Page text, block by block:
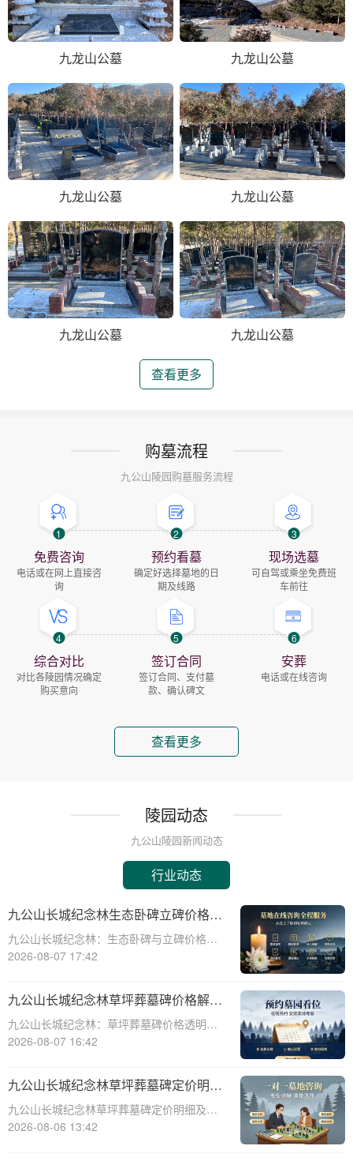
九龙山公墓 九龙山公墓
九龙山公墓 九龙山公墓
九龙山公墓 九龙山公墓
查看更多
购墓流程
九公山陵园购墓服务流程
1
免费咨询
电话或在网上直接咨
询
2
预约看墓
确定好选择墓地的日
期及线路
3
现场选墓
可自驾或乘坐免费班
车前往
4
综合对比
对比各陵园情况确定
购买意向
5
签订合同
签订合同、支付墓
款、确认碑文
6
安葬
电话或在线咨询
查看更多
陵园动态
九公山陵园新闻动态
行业动态
九公山长城纪念林生态卧碑立碑价格表
详解及活动期赠安葬配套福利解析
九公山长城纪念林：生态卧碑与立碑价格及
活动期赠送配套服务全解析☎ 九公山陵园电
地，九公山长城纪念林凭借其得天独厚的地
理位置和优越的自然环境，成为众
2026-08-07 17:42
九公山长城纪念林草坪葬墓碑价格解析
及赠予绿植养护服务详解
九公山长城纪念林：草坪葬墓碑价格透明，
赠送绿植养护服务☎ 九公山陵园电话:400-
纪念林地之一，致力于为逝者提供环保、庄
重的安葬选择。草坪葬墓碑作为一种
2026-08-07 16:42
九公山长城纪念林草坪葬墓碑定价明细
活动赠绿植养护服务详解
九公山长城纪念林草坪葬墓碑定价明细及活
动赠绿植养护服务详解☎ 九公山陵园电
2026-08-06 13:42